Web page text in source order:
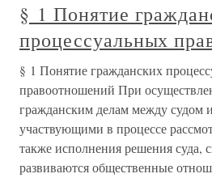
§ 1 Понятие
процессуальных
§ 1 Понятие гражданских
правоотношений При
гражданским делам между судом
участвующими в процессе
также исполнения решения суда,
развиваются общественные